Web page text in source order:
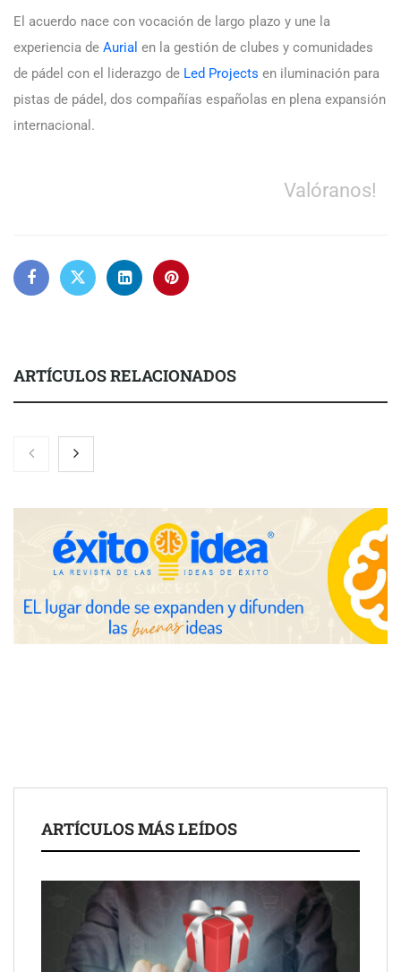
El acuerdo nace con vocación de largo plazo y une la
experiencia de Aurial en la gestión de clubes y comunidades
de pádel con el liderazgo de Led Projects en iluminación para
pistas de pádel, dos compañías españolas en plena expansión
internacional.
Valóranos!
ARTÍCULOS RELACIONADOS
Nicols presenta seis modelos de anillos de compromiso para el
eclipse solar del 12 de agosto
Zoomex mejora su Strategy Center con herramientas
avanzadas para trading estratégico
COMPALISS de LYSOTRIC: cuando un solo producto multiplica
las posibilidades del salón profesional
ARTÍCULOS MÁS LEÍDOS